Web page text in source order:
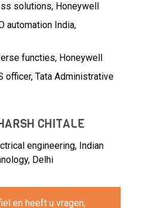
solutions, Honeywell
automation India,
functies, Honeywell
officer, Tata Administrative
CHITALE
engineering, Indian
Delhi
en heeft u vragen,